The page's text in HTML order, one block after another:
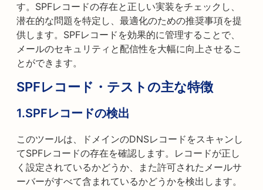
す。SPFレコードの存在と正しい実装をチェックし、
潜在的な問題を特定し、最適化のための推奨事項を提
供します。SPFレコードを効果的に管理することで、
メールのセキュリティと配信性を大幅に向上させるこ
とができます。
SPFレコード・テストの主な特徴
1.SPFレコードの検出
このツールは、ドメインのDNSレコードをスキャンし
てSPFレコードの存在を確認します。レコードが正し
く設定されているかどうか、また許可されたメールサ
ーバーがすべて含まれているかどうかを検出します。